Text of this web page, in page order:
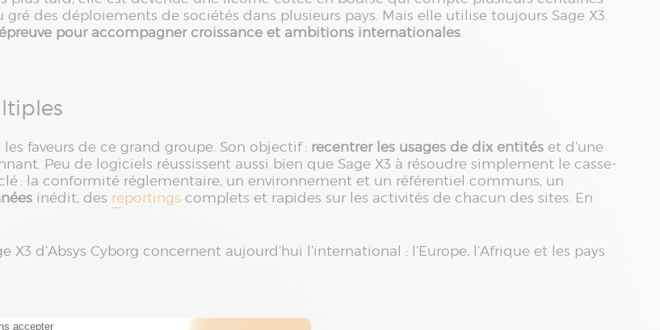
gré des déploiements de sociétés dans plusieurs pays. Mais elle utilise toujours Sage X3.
pour accompagner croissance et ambitions internationales.
faveurs de ce grand groupe. Son objectif : recentrer les usages de dix entités et d’une
Peu de logiciels réussissent aussi bien que Sage X3 à résoudre simplement le casse-
: la conformité réglementaire, un environnement et un référentiel communs, un
inédit, des reportings complets et rapides sur les activités de chacun des sites. En
X3 d’Absys Cyborg concernent aujourd’hui l’international : l’Europe, l’Afrique et les pays